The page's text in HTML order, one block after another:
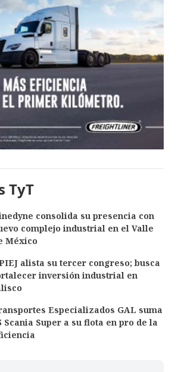
TyT
consolida su presencia con
complejo industrial en el Valle
México
alista su tercer congreso; busca
inversión industrial en
Especializados GAL suma
Scania Super a su flota en pro de la